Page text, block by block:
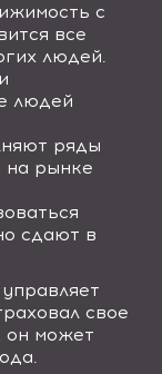
с
все
людей.
людей
ряды
на рынке
сдают в
свое
он может